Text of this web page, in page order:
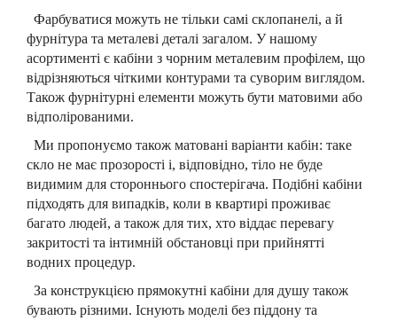
Фарбуватися можуть не тільки самі склопанелі, а й
фурнітура та металеві деталі загалом. У нашому
асортименті є кабіни з чорним металевим профілем, що
відрізняються чіткими контурами та суворим виглядом.
Також фурнітурні елементи можуть бути матовими або
відполірованими.
Ми пропонуємо також матовані варіанти кабін: таке
скло не має прозорості і, відповідно, тіло не буде
видимим для стороннього спостерігача. Подібні кабіни
підходять для випадків, коли в квартирі проживає
багато людей, а також для тих, хто віддає перевагу
закритості та інтимній обстановці при прийнятті
водних процедур.
За конструкцією прямокутні кабіни для душу також
бувають різними. Існують моделі без піддону та